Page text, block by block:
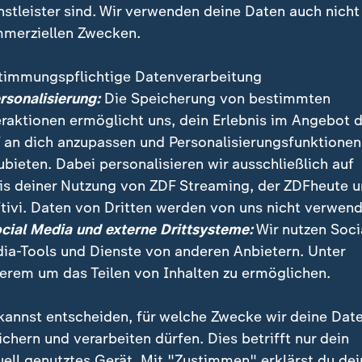
Gauland kündigt an, dass die Partei eine
betreiben werde. "Wir werden den Bundestag
Debatte machen."
sind. Wir verwenden deine Daten auch nicht
Zwecken.
Datenverarbeitung
Die Speicherung von bestimmten
ermöglicht uns, dein Erlebnis im Angebot
an dich anzupassen und Personalisierungsfunktionen
Dabei personalisieren wir ausschließlich auf
deiner Nutzung von ZDF Streaming, der ZDFheute
Daten von Dritten werden von uns nicht
Media und externe Drittsysteme:Wir nutzen
Tools und Dienste von anderen Anbietern. Unter
um das Teilen von Inhalten zu ermöglichen.
entscheiden, für welche Zwecke wir deine
und verarbeiten dürfen. Dies betrifft nur dein